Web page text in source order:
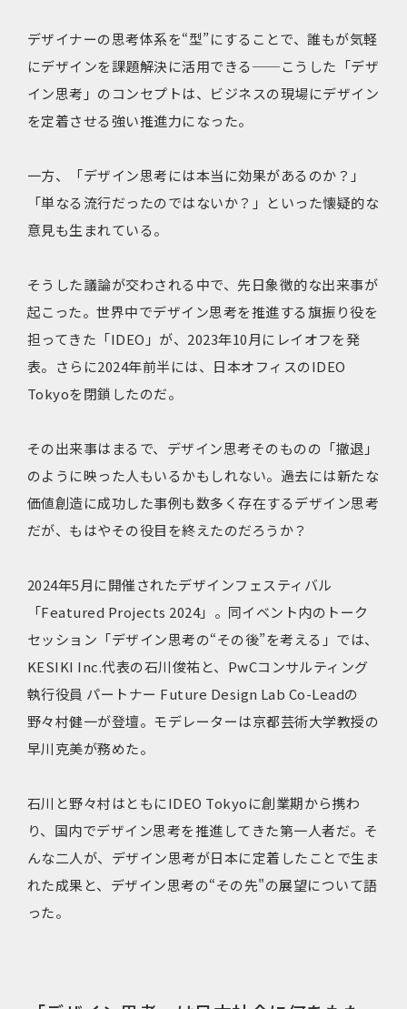
デザイナーの思考体系を“型”にすることで、誰もが気軽
にデザインを課題解決に活用できる──こうした「デザ
イン思考」のコンセプトは、ビジネスの現場にデザイン
を定着させる強い推進力になった。
一方、「デザイン思考には本当に効果があるのか？」
「単なる流行だったのではないか？」といった懐疑的な
意見も生まれている。
そうした議論が交わされる中で、先日象徴的な出来事が
起こった。世界中でデザイン思考を推進する旗振り役を
担ってきた「IDEO」が、2023年10月にレイオフを発
表。さらに2024年前半には、日本オフィスのIDEO
Tokyoを閉鎖したのだ。
その出来事はまるで、デザイン思考そのものの「撤退」
のように映った人もいるかもしれない。過去には新たな
価値創造に成功した事例も数多く存在するデザイン思考
だが、もはやその役目を終えたのだろうか？
2024年5月に開催されたデザインフェスティバル
「Featured Projects 2024」。同イベント内のトーク
セッション「デザイン思考の“その後”を考える」では、
KESIKI Inc.代表の石川俊祐と、PwCコンサルティング
執行役員 パートナー Future Design Lab Co-Leadの
野々村健一が登壇。モデレーターは京都芸術大学教授の
早川克美が務めた。
石川と野々村はともにIDEO Tokyoに創業期から携わ
り、国内でデザイン思考を推進してきた第一人者だ。そ
んな二人が、デザイン思考が日本に定着したことで生ま
れた成果と、デザイン思考の“その先"の展望について語
った。